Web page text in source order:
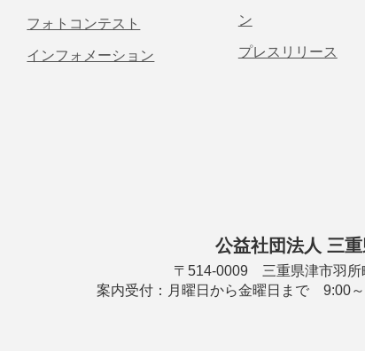
フォトコンテスト
インフォメーション
ン
プレスリリース
公益社団法人 三
〒514-0009 三重県津市羽
案内受付：月曜日から金曜日まで 9:00～